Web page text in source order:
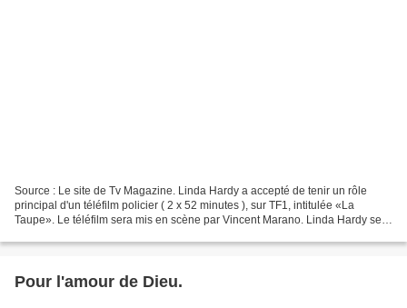
Source : Le site de Tv Magazine. Linda Hardy a accepté de tenir un rôle
principal d'un téléfilm policier ( 2 x 52 minutes ), sur TF1, intitulée «La
Taupe». Le téléfilm sera mis en scène par Vincent Marano. Linda Hardy se
Pour l'amour de Dieu.